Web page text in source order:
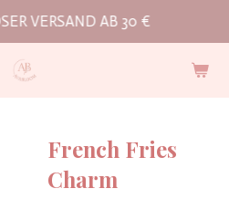
VERSAND AB 30 €
French Fries
Charm